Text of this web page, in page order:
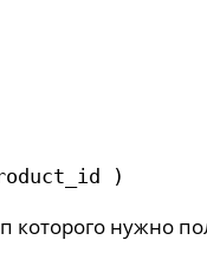
)
которого нужно